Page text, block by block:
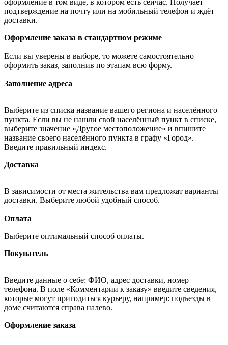
оформление в том виде, в котором есть сейчас. Получает
подтверждение на почту или на мобильный телефон и ждёт
доставки.
Оформление заказа в стандартном режиме
Если вы уверены в выборе, то можете самостоятельно
оформить заказ, заполнив по этапам всю форму.
Заполнение адреса
Выберите из списка название вашего региона и населённого
пункта. Если вы не нашли свой населённый пункт в списке,
выберите значение «Другое местоположение» и впишите
название своего населённого пункта в графу «Город».
Введите правильный индекс.
Доставка
В зависимости от места жительства вам предложат варианты
доставки. Выберите любой удобный способ.
Оплата
Выберите оптимальный способ оплаты.
Покупатель
Введите данные о себе: ФИО, адрес доставки, номер
телефона. В поле «Комментарии к заказу» введите сведения,
которые могут пригодиться курьеру, например: подъезды в
доме считаются справа налево.
Оформление заказа